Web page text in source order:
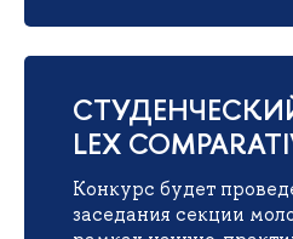
LEX
Конкурс будет
заседания секции